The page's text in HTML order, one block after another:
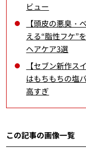
ビュー
【頭皮の悪臭・
える“脂性フケ”
ヘアケア3選
【セブン新作ス
はもちもちの塩
高すぎ
この記事の画像一覧